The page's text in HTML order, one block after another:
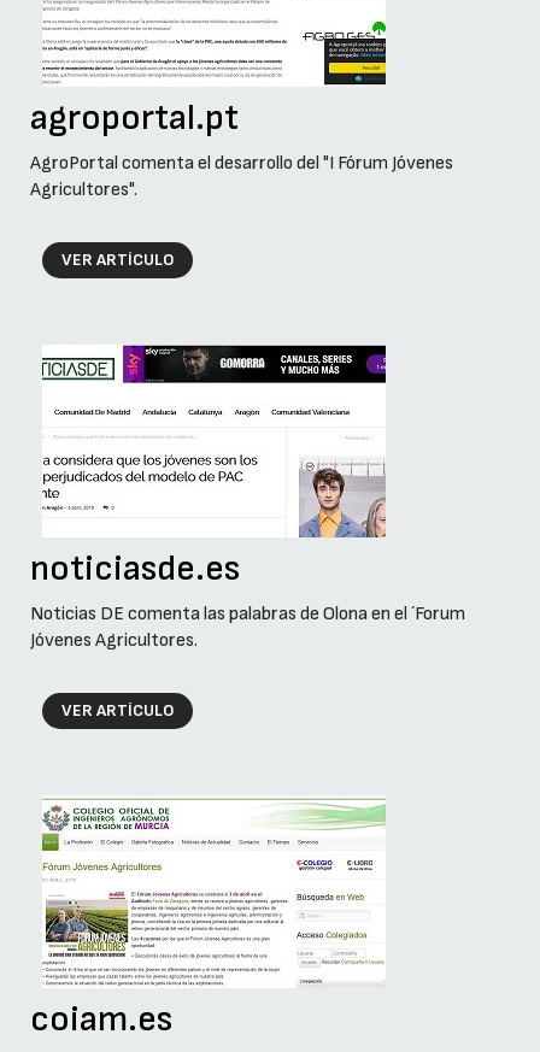
agroportal.pt
AgroPortal comenta el desarrollo del "I Fórum Jóvenes
Agricultores".
VER ARTÍCULO
noticiasde.es
Noticias DE comenta las palabras de Olona en el ´Forum
Jóvenes Agricultores.
VER ARTÍCULO
coiam.es